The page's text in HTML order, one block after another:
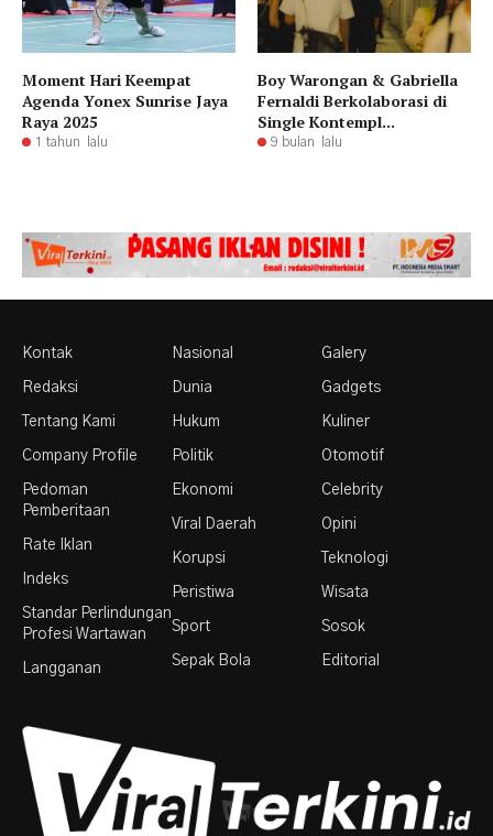
Moment Hari Keempat
Agenda Yonex Sunrise Jaya
Raya 2025
1 tahun lalu
Boy Warongan & Gabriella
Fernaldi Berkolaborasi di
Single Kontempl...
9 bulan lalu
Kontak
Redaksi
Tentang Kami
Company Profile
Pedoman
Pemberitaan
Rate Iklan
Indeks
Standar Perlindungan
Profesi Wartawan
Langganan
Nasional
Dunia
Hukum
Politik
Ekonomi
Viral Daerah
Korupsi
Peristiwa
Sport
Sepak Bola
Galery
Gadgets
Kuliner
Otomotif
Celebrity
Opini
Teknologi
Wisata
Sosok
Editorial